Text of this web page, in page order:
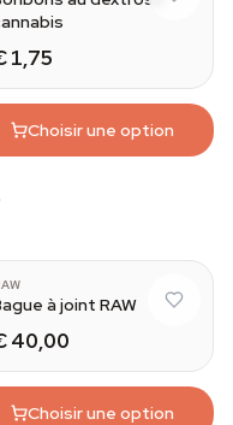
1,75
Choisir une option
à joint RAW
40,00
Choisir une option